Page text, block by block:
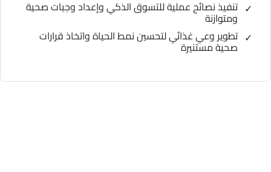
تنفيذ نصائح عملية للتسوق الذكي وإعداد وجبات صحية
ومتوازنة
تطوير وعي غذائي لتحسين نمط الحياة واتخاذ قرارات
صحية مستنيرة